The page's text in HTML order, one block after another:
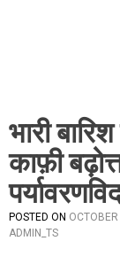
भारी
काफ़ी
POSTED ON
ADMIN_TS